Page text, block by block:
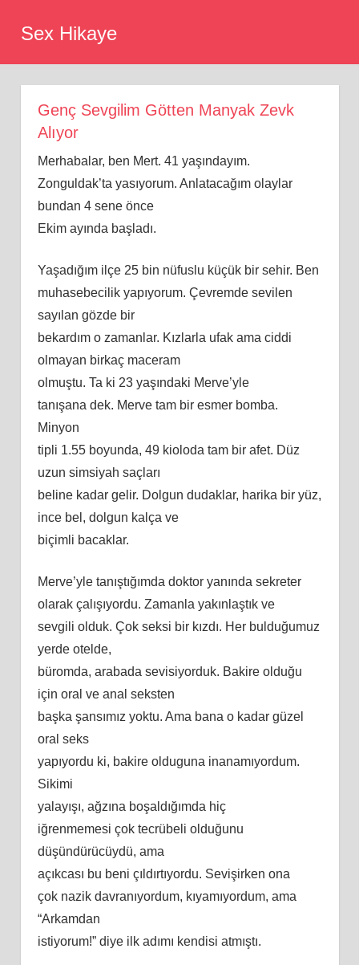
Sex Hikaye
Genç Sevgilim Götten Manyak Zevk
Alıyor
Merhabalar, ben Mert. 41 yaşındayım.
Zonguldak’ta yasıyorum. Anlatacağım olaylar
bundan 4 sene önce
Ekim ayında başladı.
Yaşadığım ilçe 25 bin nüfuslu küçük bir sehir. Ben
muhasebecilik yapıyorum. Çevremde sevilen
sayılan gözde bir
bekardım o zamanlar. Kızlarla ufak ama ciddi
olmayan birkaç maceram
olmuştu. Ta ki 23 yaşındaki Merve’yle
tanışana dek. Merve tam bir esmer bomba.
Minyon
tipli 1.55 boyunda, 49 kioloda tam bir afet. Düz
uzun simsiyah saçları
beline kadar gelir. Dolgun dudaklar, harika bir yüz,
ince bel, dolgun kalça ve
biçimli bacaklar.
Merve’yle tanıştığımda doktor yanında sekreter
olarak çalışıyordu. Zamanla yakınlaştık ve
sevgili olduk. Çok seksi bir kızdı. Her bulduğumuz
yerde otelde,
büromda, arabada sevisiyorduk. Bakire olduğu
için oral ve anal seksten
başka şansımız yoktu. Ama bana o kadar güzel
oral seks
yapıyordu ki, bakire olduguna inanamıyordum.
Sikimi
yalayışı, ağzına boşaldığımda hiç
iğrenmemesi çok tecrübeli olduğunu
düşündürücüydü, ama
açıkcası bu beni çıldırtıyordu. Sevişirken ona
çok nazik davranıyordum, kıyamıyordum, ama
“Arkamdan
istiyorum!” diye ilk adımı kendisi atmıştı.